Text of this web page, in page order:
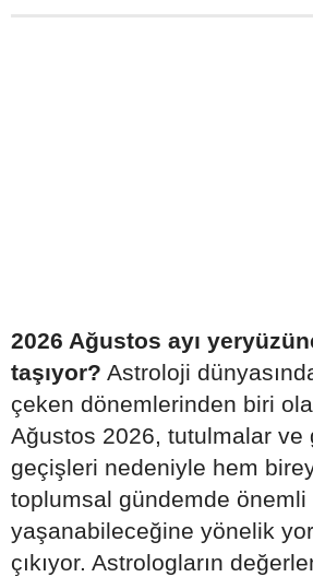
2026 Ağustos ayı
taşıyor? Astroloji
çeken dönemlerinden biri
Ağustos 2026, tutulmalar ve
geçişleri nedeniyle hem
toplumsal gündemde
yaşanabileceğine yönelik
çıkıyor. Astrologların